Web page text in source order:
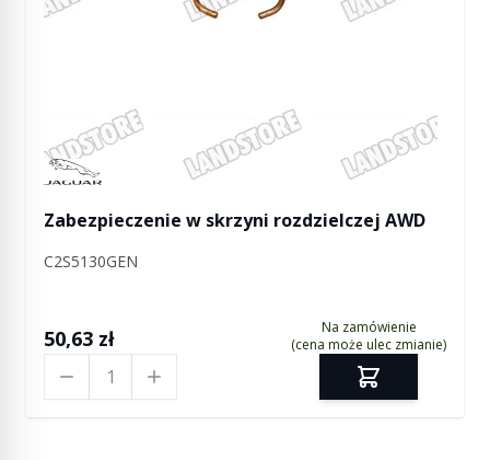
Manufactured by Jaguar
Zabezpieczenie w skrzyni rozdzielczej AWD
C2S5130GEN
50,63 zł
Na zamówienie
(cena może ulec zmianie)